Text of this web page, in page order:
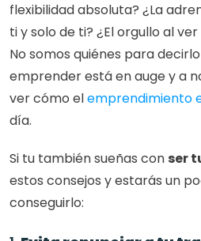
flexibilidad absoluta? ¿La
ti y solo de ti? ¿El orgullo al
No somos quiénes para
emprender está en auge y a
ver cómo el emprendimiento
día.
Si tu también sueñas con ser
estos consejos y estarás un
conseguirlo: